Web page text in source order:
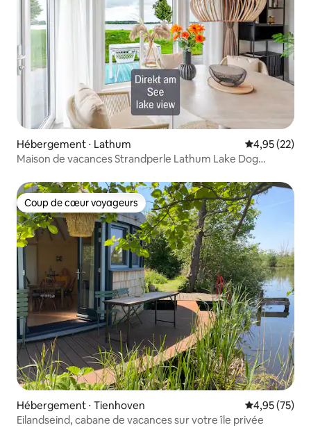
Hébergement ⋅ Lathum Évaluation
4,95 (22)
Maison de vacances Strandperle Lathum Lake Dog
Coup de cœur voyageurs
Coup de cœur voyageurs
Hébergement ⋅ Tienhoven Évaluation
4,95 (75)
Eilandseind, cabane de vacances sur votre île privée